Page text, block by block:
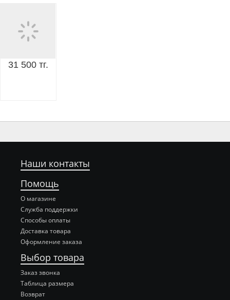
31 500 тг.
Наши контакты
Помощь
О магазине
Служба поддержки
Способы оплаты
Доставка товара
Оформление заказа
Выбор товара
Заказ звонка
Таблица размера
Возврат